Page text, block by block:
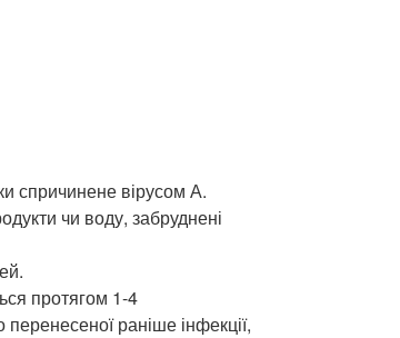
спричинене вірусом А.
чи воду, забруднені
протягом 1-4
раніше інфекції,